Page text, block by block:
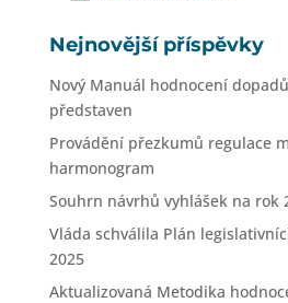
Nejnovější příspěvky
Nový Manuál hodnocení
představen
Provádění přezkumů regulace
harmonogram
Souhrn návrhů vyhlášek na rok
Vláda schválila Plán
2025
Aktualizovaná Metodika